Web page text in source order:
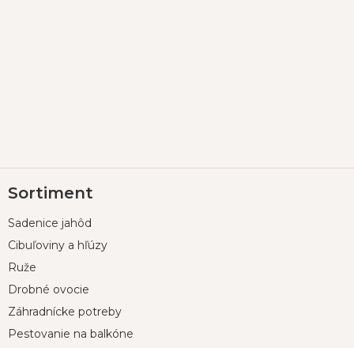
á
ä
Sortiment
Sadenice jahôd
Cibuľoviny a hľúzy
Ruže
Drobné ovocie
Záhradnícke potreby
Pestovanie na balkóne